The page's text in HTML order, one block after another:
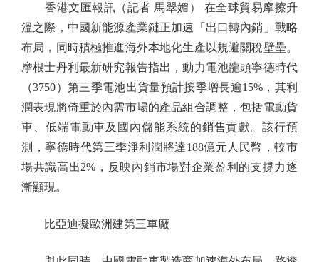
香港文匯報訊（記者 馬翠媚） 在全球貿易摩擦升
溫之際，中國新能源產業鏈正加速「出口轉內銷」戰略
布局，同時積極推進海外本地化生產以規避關稅壁壘。
摩根士丹利最新研究報告指出，動力電池龍頭寧德時代
（3750）第三季電池出貨量預計按季增長逾15%，其利
潤表現將倚重於內需市場的產品組合調整，包括電動貨
車、低端電動車及國內儲能系統的銷售貢獻。該行預
測，寧德時代第三季淨利潤將達188億元人民幣，較市
場共識高出2%，反映內銷市場對企業盈利的支撐力逐
漸顯現。
比亞迪擬歐洲建第三車廠